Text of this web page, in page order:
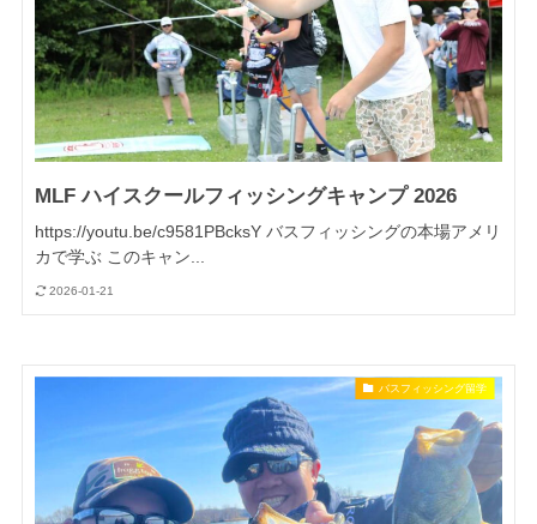
MLF ハイスクールフィッシングキャンプ 2026
https://youtu.be/c9581PBcksY バスフィッシングの本場アメリ
カで学ぶ このキャン...
2026-01-21
バスフィッシング留学